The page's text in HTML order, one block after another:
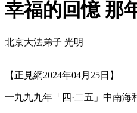
幸福的回憶 那
北京大法弟子 光明
【正見網2024年04月25日】
一九九九年「四·二五」中南海